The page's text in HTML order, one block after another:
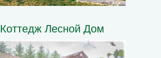
Коттедж Лесной Дом